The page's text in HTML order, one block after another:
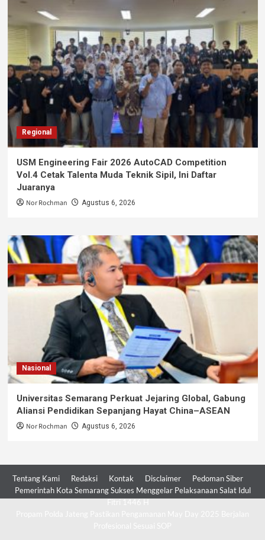
Regional
USM Engineering Fair 2026 AutoCAD Competition
Vol.4 Cetak Talenta Muda Teknik Sipil, Ini Daftar
Juaranya
Nor Rochman Agustus 6, 2026
Nasional
Universitas Semarang Perkuat Jejaring Global, Gabung
Aliansi Pendidikan Sepanjang Hayat China–ASEAN
Nor Rochman Agustus 6, 2026
Tentang Kami Redaksi Kontak Disclaimer
Pedoman Siber
Pemerintah Kota Semarang Sukses Menggelar Pelaksanaan Salat Idul